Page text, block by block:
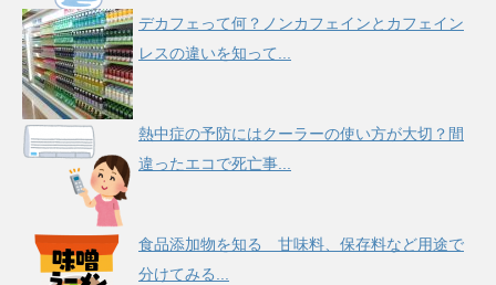
デカフェって何？ノンカフェインとカフェイン
レスの違いを知って...
熱中症の予防にはクーラーの使い方が大切？間
違ったエコで死亡事...
食品添加物を知る 甘味料、保存料など用途で
分けてみる...